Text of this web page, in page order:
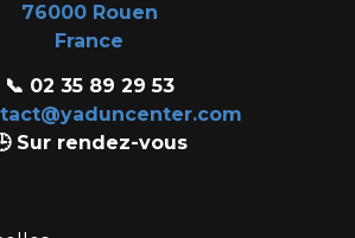
76000 Rouen
France
📞 02 35 89 29 53
Sur rendez-vous